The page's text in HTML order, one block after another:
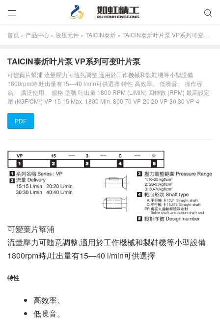


首页 » 产品中心 » 液压元件 » TAICIN泰炘 » TAICIN泰炘叶片泵 VP系列可变叶片泵
TAICIN泰炘叶片泵 VP系列可变叶片泵
可變葉片幫浦 流量壓力可隨意調整,適用於工作機械和製鞋機等小型設備
1800rpm時,吐出量有15—40 l/min可供選擇 特性 高效率。 低噪音。 操作容
易。 廣泛使用。 規格 型號 吐出量 1800 RPM (L/MIN) 回轉數 (RPM) 最高設定
壓 (KGF/CM²) VP-15 15 Max. 1800 Min. 800 70 VP-20 20 VP-30 30 VP-4
PDF
可變葉片幫浦
流量壓力可隨意調整,適用於工作機械和製鞋機等小型設備
1800rpm時,吐出量有15—40 l/min可供選擇
特性
高效率。
低噪音。